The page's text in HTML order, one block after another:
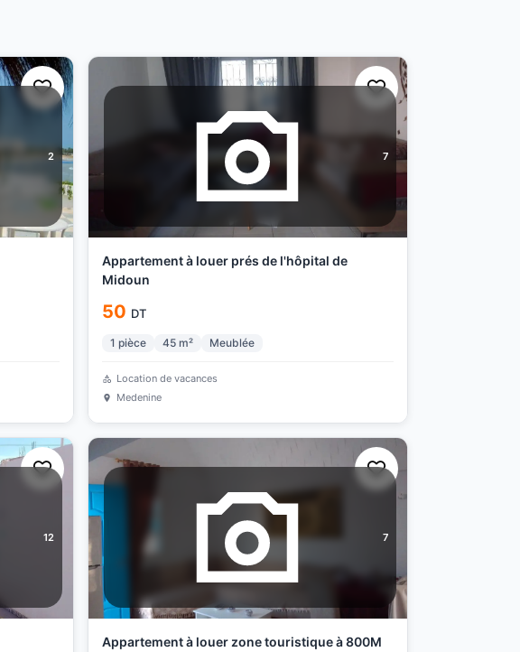
2 7
Appartement à louer prés de l'hôpital de
Midoun
50 DT
1 pièce 45m² Meublée
Location de vacances
Medenine
12 7
Appartement à louer zone touristique à 800M